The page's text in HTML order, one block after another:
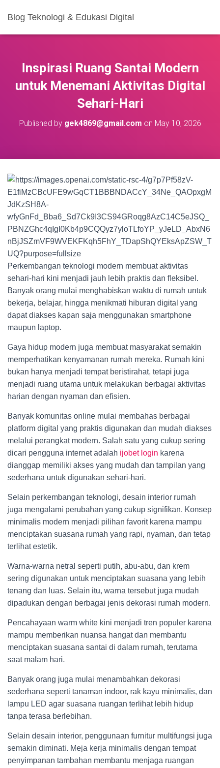
Blog Teknologi & Edukasi Digital
Inspirasi Ruang Santai Modern
untuk Menemani Aktivitas Digital
Sehari-Hari
Published by gek4869@gmail.com on May 10, 2026
Perkembangan teknologi modern membuat aktivitas
sehari-hari kini menjadi jauh lebih praktis dan fleksibel.
Banyak orang mulai menghabiskan waktu di rumah untuk
bekerja, belajar, hingga menikmati hiburan digital yang
dapat diakses kapan saja menggunakan smartphone
maupun laptop.
Gaya hidup modern juga membuat masyarakat semakin
memperhatikan kenyamanan rumah mereka. Rumah kini
bukan hanya menjadi tempat beristirahat, tetapi juga
menjadi ruang utama untuk melakukan berbagai aktivitas
harian dengan nyaman dan efisien.
Banyak komunitas online mulai membahas berbagai
platform digital yang praktis digunakan dan mudah diakses
melalui perangkat modern. Salah satu yang cukup sering
dicari pengguna internet adalah ijobet login karena
dianggap memiliki akses yang mudah dan tampilan yang
sederhana untuk digunakan sehari-hari.
Selain perkembangan teknologi, desain interior rumah
juga mengalami perubahan yang cukup signifikan. Konsep
minimalis modern menjadi pilihan favorit karena mampu
menciptakan suasana rumah yang rapi, nyaman, dan tetap
terlihat estetik.
Warna-warna netral seperti putih, abu-abu, dan krem
sering digunakan untuk menciptakan suasana yang lebih
tenang dan luas. Selain itu, warna tersebut juga mudah
dipadukan dengan berbagai jenis dekorasi rumah modern.
Pencahayaan warm white kini menjadi tren populer karena
mampu memberikan nuansa hangat dan membantu
menciptakan suasana santai di dalam rumah, terutama
saat malam hari.
Banyak orang juga mulai menambahkan dekorasi
sederhana seperti tanaman indoor, rak kayu minimalis, dan
lampu LED agar suasana ruangan terlihat lebih hidup
tanpa terasa berlebihan.
Selain desain interior, penggunaan furnitur multifungsi juga
semakin diminati. Meja kerja minimalis dengan tempat
penyimpanan tambahan membantu menjaga ruangan